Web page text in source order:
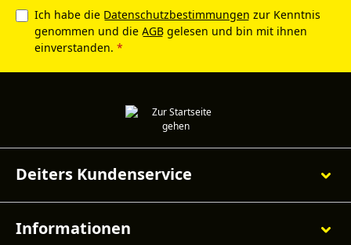
Ich habe die Datenschutzbestimmungen zur Kenntnis
genommen und die AGB gelesen und bin mit ihnen
einverstanden. *
Deiters Kundenservice
Informationen